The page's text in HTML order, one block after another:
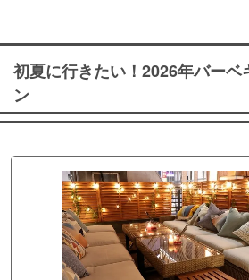
初夏に行きたい！2026年バー
ン